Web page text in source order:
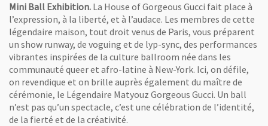
Mini Ball Exhibition. La House of Gorgeous Gucci fait place à
l’expression, à la liberté, et à l’audace. Les membres de cette
légendaire maison, tout droit venus de Paris, vous préparent
un show runway, de voguing et de lyp-sync, des performances
vibrantes inspirées de la culture ballroom née dans les
communauté queer et afro-latine à New-York. Ici, on défile,
on revendique et on brille auprès également du maître de
cérémonie, le Légendaire Matyouz Gorgeous Gucci. Un ball
n’est pas qu’un spectacle, c’est une célébration de l’identité,
de la fierté et de la créativité.